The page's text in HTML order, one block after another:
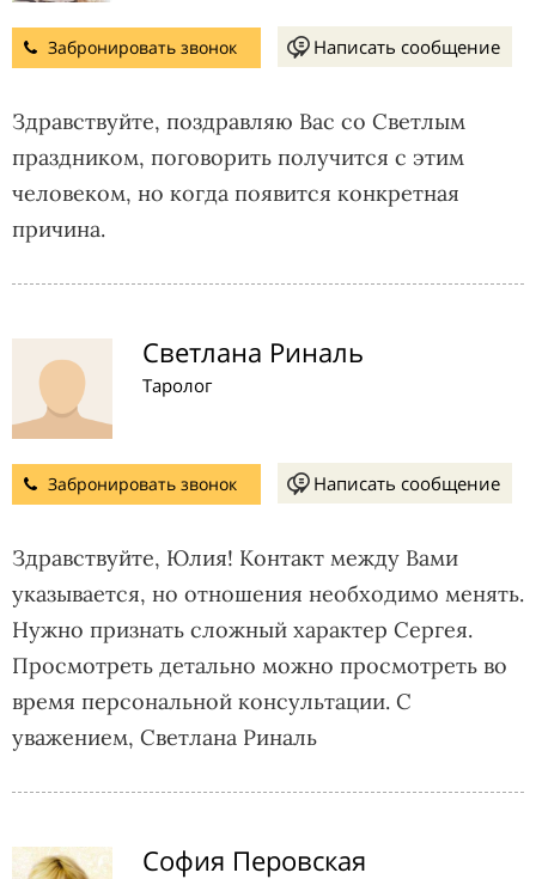
Забронировать звонок Написать сообщение
Здравствуйте, поздравляю Вас со Светлым
праздником, поговорить получится с этим
человеком, но когда появится конкретная
причина.
Светлана Риналь
Таролог
Забронировать звонок Написать сообщение
Здравствуйте, Юлия! Контакт между Вами
указывается, но отношения необходимо менять.
Нужно признать сложный характер Сергея.
Просмотреть детально можно просмотреть во
время персональной консультации. С
уважением, Светлана Риналь
София Перовская